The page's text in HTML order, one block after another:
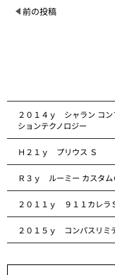
前の投稿
２０１４ｙ シャラン コン
ションテクノロジー
Ｈ２１ｙ プリウス Ｓ
Ｒ３ｙ ルーミー カスタム
２０１１ｙ ９１１カレラ
２０１５ｙ コンパスリミ